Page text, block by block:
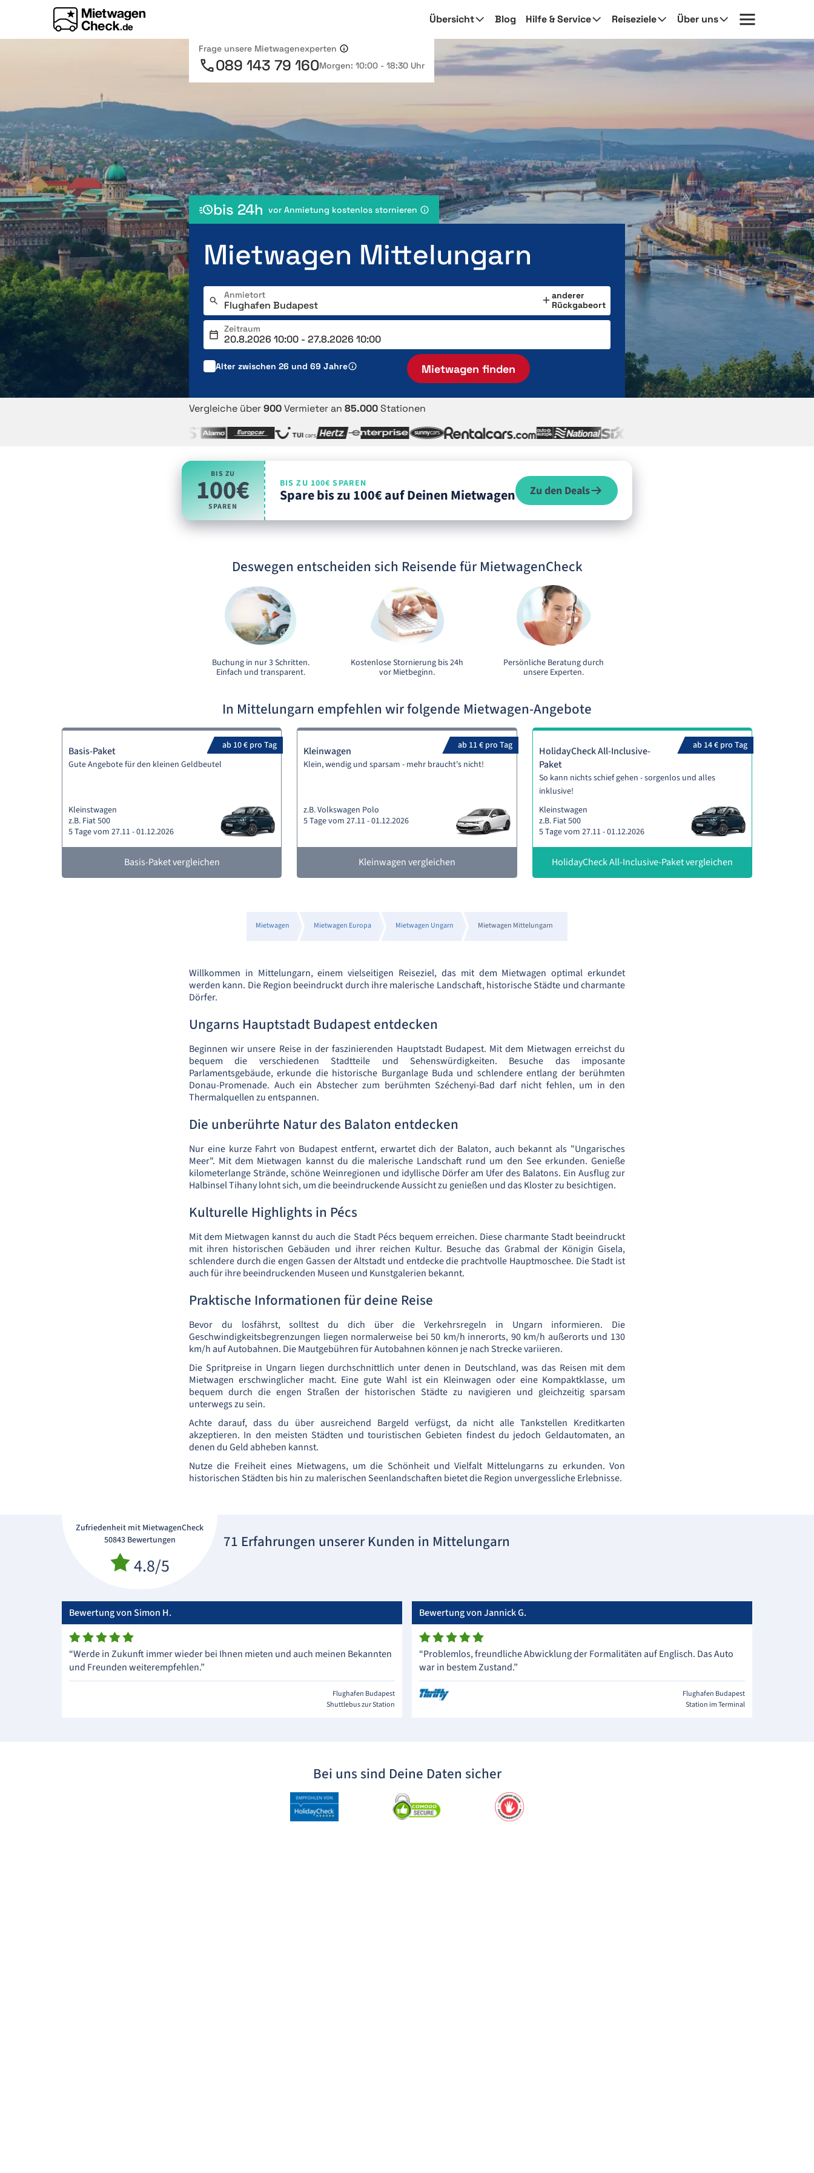
Übersicht Blog Hilfe & Service Reiseziele Über uns
Frage unsere Mietwagenexperten
089 143 79 160Morgen: 10:00 - 18:30 Uhr
bis 24h vor Anmietung kostenlos stornieren
Mietwagen Mittelungarn
Anmietort
anderer
Rückgabeort
Zeitraum
Alter zwischen 26 und 69 Jahre Mietwagen finden
Vergleiche über900Vermieter an 85.000Stationen
BIS ZU
100€
SPAREN
BIS ZU 100€ SPAREN
Spare bis zu 100€ auf Deinen Mietwagen Zu den Deals
Deswegen entscheiden sich Reisende für MietwagenCheck
Buchung in nur 3 Schritten.
Einfach und transparent.
Kostenlose Stornierung bis 24h
vor Mietbeginn.
Persönliche Beratung durch
unsere Experten.
In Mittelungarn empfehlen wir folgende Mietwagen-Angebote
ab 10 € pro Tag
Basis-Paket
Gute Angebote für den kleinen Geldbeutel
Kleinstwagen
z.B. Fiat 500
5 Tage vom 27.11 - 01.12.2026
Basis-Paket vergleichen
ab 11 € pro Tag
Kleinwagen
Klein, wendig und sparsam - mehr braucht's nicht!
z.B. Volkswagen Polo
5 Tage vom 27.11 - 01.12.2026
Kleinwagen vergleichen
ab 14 € pro Tag
HolidayCheck All-Inclusive-
Paket
So kann nichts schief gehen - sorgenlos und alles
inklusive!
Kleinstwagen
z.B. Fiat 500
5 Tage vom 27.11 - 01.12.2026
HolidayCheck All-Inclusive-Paket vergleichen
Mietwagen Mietwagen Europa Mietwagen Ungarn Mietwagen Mittelungarn
Willkommen in Mittelungarn, einem vielseitigen Reiseziel, das mit dem Mietwagen optimal erkundet
werden kann. Die Region beeindruckt durch ihre malerische Landschaft, historische Städte und charmante
Dörfer.
Ungarns Hauptstadt Budapest entdecken
Beginnen wir unsere Reise in der faszinierenden Hauptstadt Budapest. Mit dem Mietwagen erreichst du
bequem die verschiedenen Stadtteile und Sehenswürdigkeiten. Besuche das imposante
Parlamentsgebäude, erkunde die historische Burganlage Buda und schlendere entlang der berühmten
Donau-Promenade. Auch ein Abstecher zum berühmten Széchenyi-Bad darf nicht fehlen, um in den
Thermalquellen zu entspannen.
Die unberührte Natur des Balaton entdecken
Nur eine kurze Fahrt von Budapest entfernt, erwartet dich der Balaton, auch bekannt als "Ungarisches
Meer". Mit dem Mietwagen kannst du die malerische Landschaft rund um den See erkunden. Genieße
kilometerlange Strände, schöne Weinregionen und idyllische Dörfer am Ufer des Balatons. Ein Ausflug zur
Halbinsel Tihany lohnt sich, um die beeindruckende Aussicht zu genießen und das Kloster zu besichtigen.
Kulturelle Highlights in Pécs
Mit dem Mietwagen kannst du auch die Stadt Pécs bequem erreichen. Diese charmante Stadt beeindruckt
mit ihren historischen Gebäuden und ihrer reichen Kultur. Besuche das Grabmal der Königin Gisela,
schlendere durch die engen Gassen der Altstadt und entdecke die prachtvolle Hauptmoschee. Die Stadt ist
auch für ihre beeindruckenden Museen und Kunstgalerien bekannt.
Praktische Informationen für deine Reise
Bevor du losfährst, solltest du dich über die Verkehrsregeln in Ungarn informieren. Die
Geschwindigkeitsbegrenzungen liegen normalerweise bei 50 km/h innerorts, 90 km/h außerorts und 130
km/h auf Autobahnen. Die Mautgebühren für Autobahnen können je nach Strecke variieren.
Die Spritpreise in Ungarn liegen durchschnittlich unter denen in Deutschland, was das Reisen mit dem
Mietwagen erschwinglicher macht. Eine gute Wahl ist ein Kleinwagen oder eine Kompaktklasse, um
bequem durch die engen Straßen der historischen Städte zu navigieren und gleichzeitig sparsam
unterwegs zu sein.
Achte darauf, dass du über ausreichend Bargeld verfügst, da nicht alle Tankstellen Kreditkarten
akzeptieren. In den meisten Städten und touristischen Gebieten findest du jedoch Geldautomaten, an
denen du Geld abheben kannst.
Nutze die Freiheit eines Mietwagens, um die Schönheit und Vielfalt Mittelungarns zu erkunden. Von
historischen Städten bis hin zu malerischen Seenlandschaften bietet die Region unvergessliche Erlebnisse.
Zufriedenheit mit MietwagenCheck
50843 Bewertungen
4.8/5
71 Erfahrungen unserer Kunden in Mittelungarn
Bewertung von Simon H.
“Werde in Zukunft immer wieder bei Ihnen mieten und auch meinen Bekannten
und Freunden weiterempfehlen.”
Flughafen Budapest
Shuttlebus zur Station
Bewertung von Jannick G.
“Problemlos, freundliche Abwicklung der Formalitäten auf Englisch. Das Auto
war in bestem Zustand.”
Flughafen Budapest
Station im Terminal
Bei uns sind Deine Daten sicher